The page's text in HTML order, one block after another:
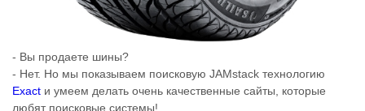
- Вы продаете шины?
- Нет. Но мы показываем поисковую JAMstack технологию
Exact и умеем делать очень качественные сайты, которые
любят поисковые системы!